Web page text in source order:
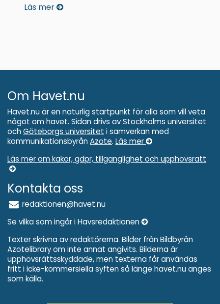
Läs mer
Om Havet.nu
Havet.nu är en naturlig startpunkt för alla som vill veta
något om havet. Sidan drivs avStockholms universitet
och Göteborgs universitet i samverkan med
kommunikationsbyrån Azote. Läs mer
Läs mer om kakor, gdpr, tillganglighet och upphovsratt
Kontakta oss
redaktionen@havet.nu
Se vilka som ingår i Havsredaktionen
Texter skrivna av redaktörerna. Bilder från Bildbyrån
Azotelibrary om inte annat angivits. Bilderna är
upphovsrättsskyddade, men texterna får användas
fritt i icke-kommersiella syften så länge havet.nu anges
som källa.